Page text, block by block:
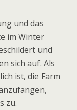
und das
im Winter
und
sich auf. Als
ist, die Farm
zu.